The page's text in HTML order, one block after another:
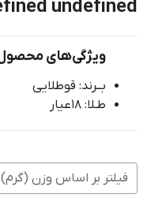
undefined
ویژگی‌های
بــرند: قوطلایی
طـلا: 18عیار
فیلتر بر اساس وزن (گرم)